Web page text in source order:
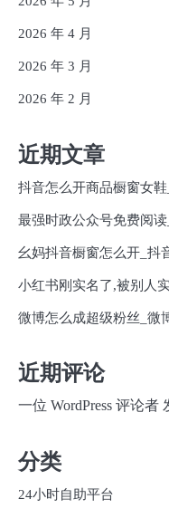
2026 年 4 月
2026 年 3 月
2026 年 2 月
近期文章
抖音怎么开商品橱窗女
最强时政公众号免费阅
幺妈抖音橱窗怎么开_抖
小红书刚实名了,被别人
微博怎么成超级粉丝_微
近期评论
一位 WordPress 评论者
分类
24小时自助平台